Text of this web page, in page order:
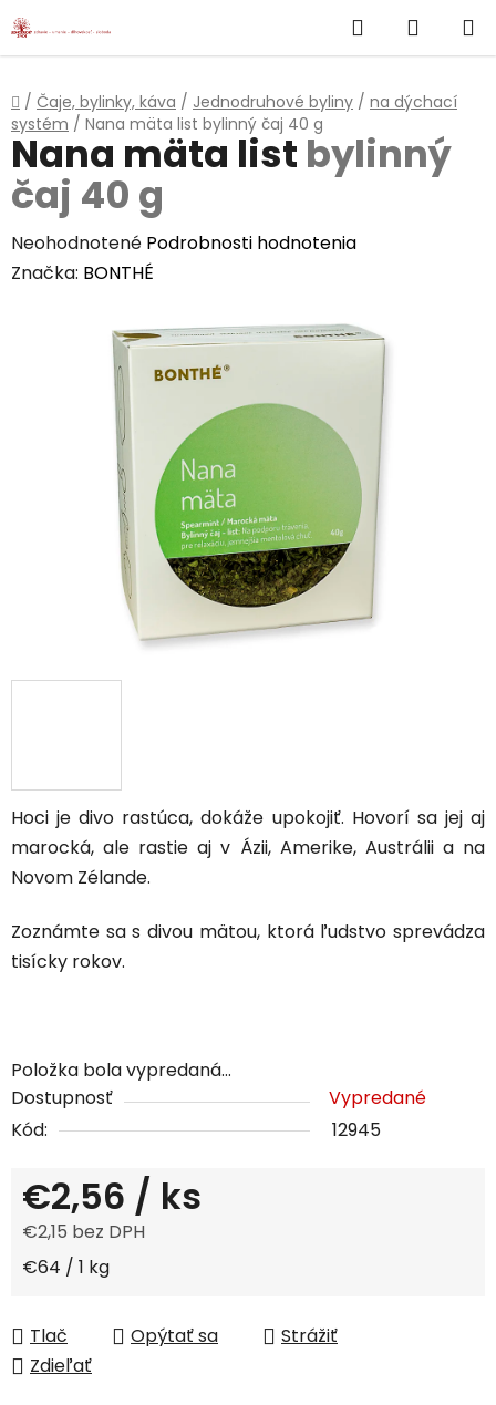
Prejsť
na
Hľadať
KOŠÍK
Domov
/ Čaje, bylinky, káva / Jednodruhové byliny / na dýchací
systém / Nana mäta list bylinný čaj 40 g
Hoci je divo rastúca, dokáže upokojiť. Hovorí sa jej aj
marocká, ale rastie aj v Ázii, Amerike, Austrálii a na
Novom Zélande.
Zoznámte sa s divou mätou, ktorá ľudstvo sprevádza
tisícky rokov.
Položka bola vypredaná…
Dostupnosť
Vypredané
Kód:
12945
€2,56 / ks
€2,15 bez DPH
Jednotková cena:
€64 / 1 kg
Tlač Opýtať sa
Strážiť
Zdieľať
Nana mäta list bylinný
čaj 40 g
Priemerné
hodnotenie
Neohodnotené Podrobnosti hodnotenia
Značka: BONTHÉ